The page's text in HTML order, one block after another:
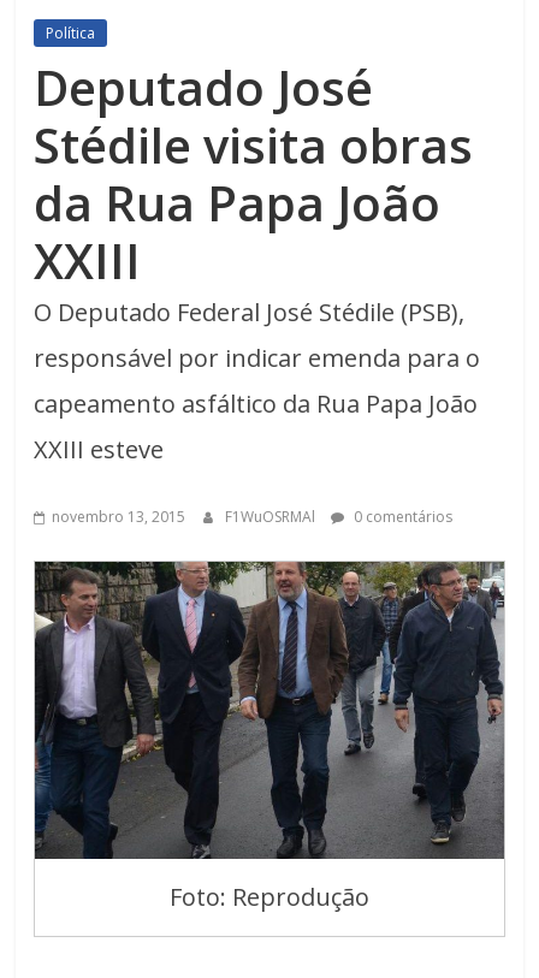
Política
Deputado José
Stédile visita obras
da Rua Papa João
XXIII
O Deputado Federal José Stédile (PSB),
responsável por indicar emenda para o
capeamento asfáltico da Rua Papa João
XXIII esteve
novembro 13, 2015 F1WuOSRMAl 0 comentários
Foto: Reprodução